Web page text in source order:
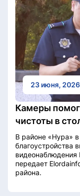
23 июня, 2026
Камеры
чистоты в
В районе «Нура»
видеонаблюдения
передает
района.